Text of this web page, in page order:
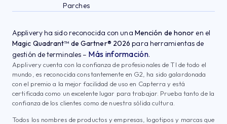
Parches
Applivery ha sido reconocida con una Mención de honor en el
Magic Quadrant™ de Gartner® 2026 para herramientas de
gestión de terminales – Más información.
Applivery cuenta con la confianza de profesionales de TI de todo el
mundo, es reconocida constantemente en G2, ha sido galardonada
con el premio a la mejor facilidad de uso en Capterra y está
certificada como un excelente lugar para trabajar. Prueba tanto de la
confianza de los clientes como de nuestra sólida cultura.
Todos los nombres de productos y empresas, logotipos y marcas que